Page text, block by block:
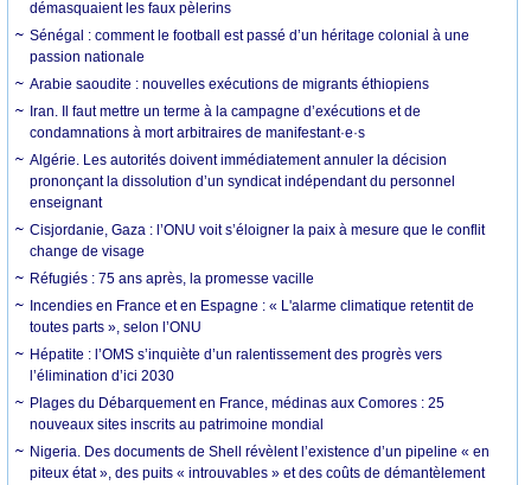
démasquaient les faux pèlerins
Sénégal : comment le football est passé d’un héritage colonial à une
passion nationale
Arabie saoudite : nouvelles exécutions de migrants éthiopiens
Iran. Il faut mettre un terme à la campagne d’exécutions et de
condamnations à mort arbitraires de manifestant·e·s
Algérie. Les autorités doivent immédiatement annuler la décision
prononçant la dissolution d’un syndicat indépendant du personnel
enseignant
Cisjordanie, Gaza : l’ONU voit s’éloigner la paix à mesure que le conflit
change de visage
Réfugiés : 75 ans après, la promesse vacille
Incendies en France et en Espagne : « L'alarme climatique retentit de
toutes parts », selon l’ONU
Hépatite : l’OMS s’inquiète d’un ralentissement des progrès vers
l’élimination d’ici 2030
Plages du Débarquement en France, médinas aux Comores : 25
nouveaux sites inscrits au patrimoine mondial
Nigeria. Des documents de Shell révèlent l’existence d’un pipeline « en
piteux état », des puits « introuvables » et des coûts de démantèlement